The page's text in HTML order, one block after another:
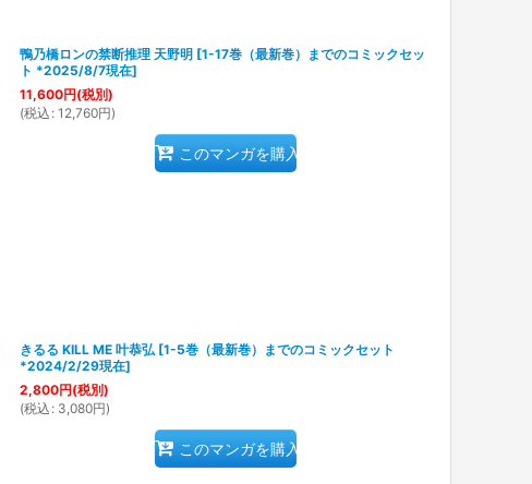
鴨乃橋ロンの禁断推理 天野明 [1-17巻（最新巻）までのコミックセッ
ト *2025/8/7現在]
11,600円(税別)
(税込 : 12,760円)
このマンガを購入
きるる KILL ME 叶恭弘 [1-5巻（最新巻）までのコミックセット
*2024/2/29現在]
2,800円(税別)
(税込 : 3,080円)
このマンガを購入